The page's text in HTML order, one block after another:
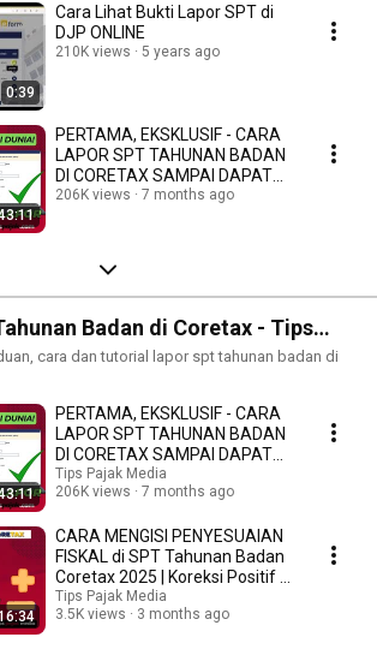
0:39
Cara Lihat Bukti Lapor SPT di
DJP ONLINE
210K views 5 years ago
PERTAMA, EKSKLUSIF - CARA
LAPOR SPT TAHUNAN BADAN
DI CORETAX SAMPAI DAPAT
BUKTI LAPOR | TIPS PAJAK
206K views 7 months ago
Badan di Coretax - Tips
cara dan tutorial lapor spt tahunan badan di
PERTAMA, EKSKLUSIF - CARA
LAPOR SPT TAHUNAN BADAN
DI CORETAX SAMPAI DAPAT
BUKTI LAPOR | TIPS PAJAK
Tips Pajak Media
206K views
7 months ago
CARA MENGISI PENYESUAIAN
FISKAL di SPT Tahunan Badan
Coretax 2025 | Koreksi Positif &
Negatif
Tips Pajak Media
3.5K views
3 months ago